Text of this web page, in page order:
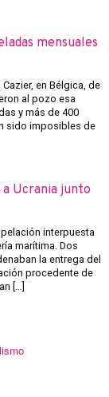
mensuales
en Bélgica, de
al pozo esa
y más de 400
sido imposibles de
Ucrania junto
interpuesta
marítima. Dos
la entrega del
procedente de
[…]